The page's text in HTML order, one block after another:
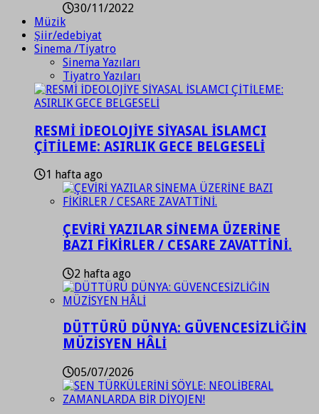
30/11/2022
Müzik
Şiir/edebiyat
Sinema /Tiyatro
Sinema Yazıları
Tiyatro Yazıları
RESMİ İDEOLOJİYE SİYASAL İSLAMCI
ÇİTİLEME: ASIRLIK GECE BELGESELİ
1 hafta ago
ÇEVİRİ YAZILAR SİNEMA ÜZERİNE
BAZI FİKİRLER / CESARE ZAVATTİNİ.
2 hafta ago
DÜTTÜRÜ DÜNYA: GÜVENCESİZLİĞİN
MÜZİSYEN HÂLİ
05/07/2026